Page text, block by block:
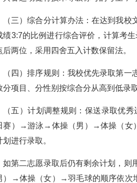
（三）综合分计算办法：在达到我
绩3:7的比例进行综合评价，计算考
后两位，采用四舍五入计数保留法。
（四）排序规则：我校优先录取第
分项目、分性别按综合分从高到低录
（五）计划调整规则：保送录取优
赛）→游泳→体操（男）→体操（女
划进行录取。
如第二志愿录取后仍有剩余计划，
）→体操（女）→羽毛球的顺序依次